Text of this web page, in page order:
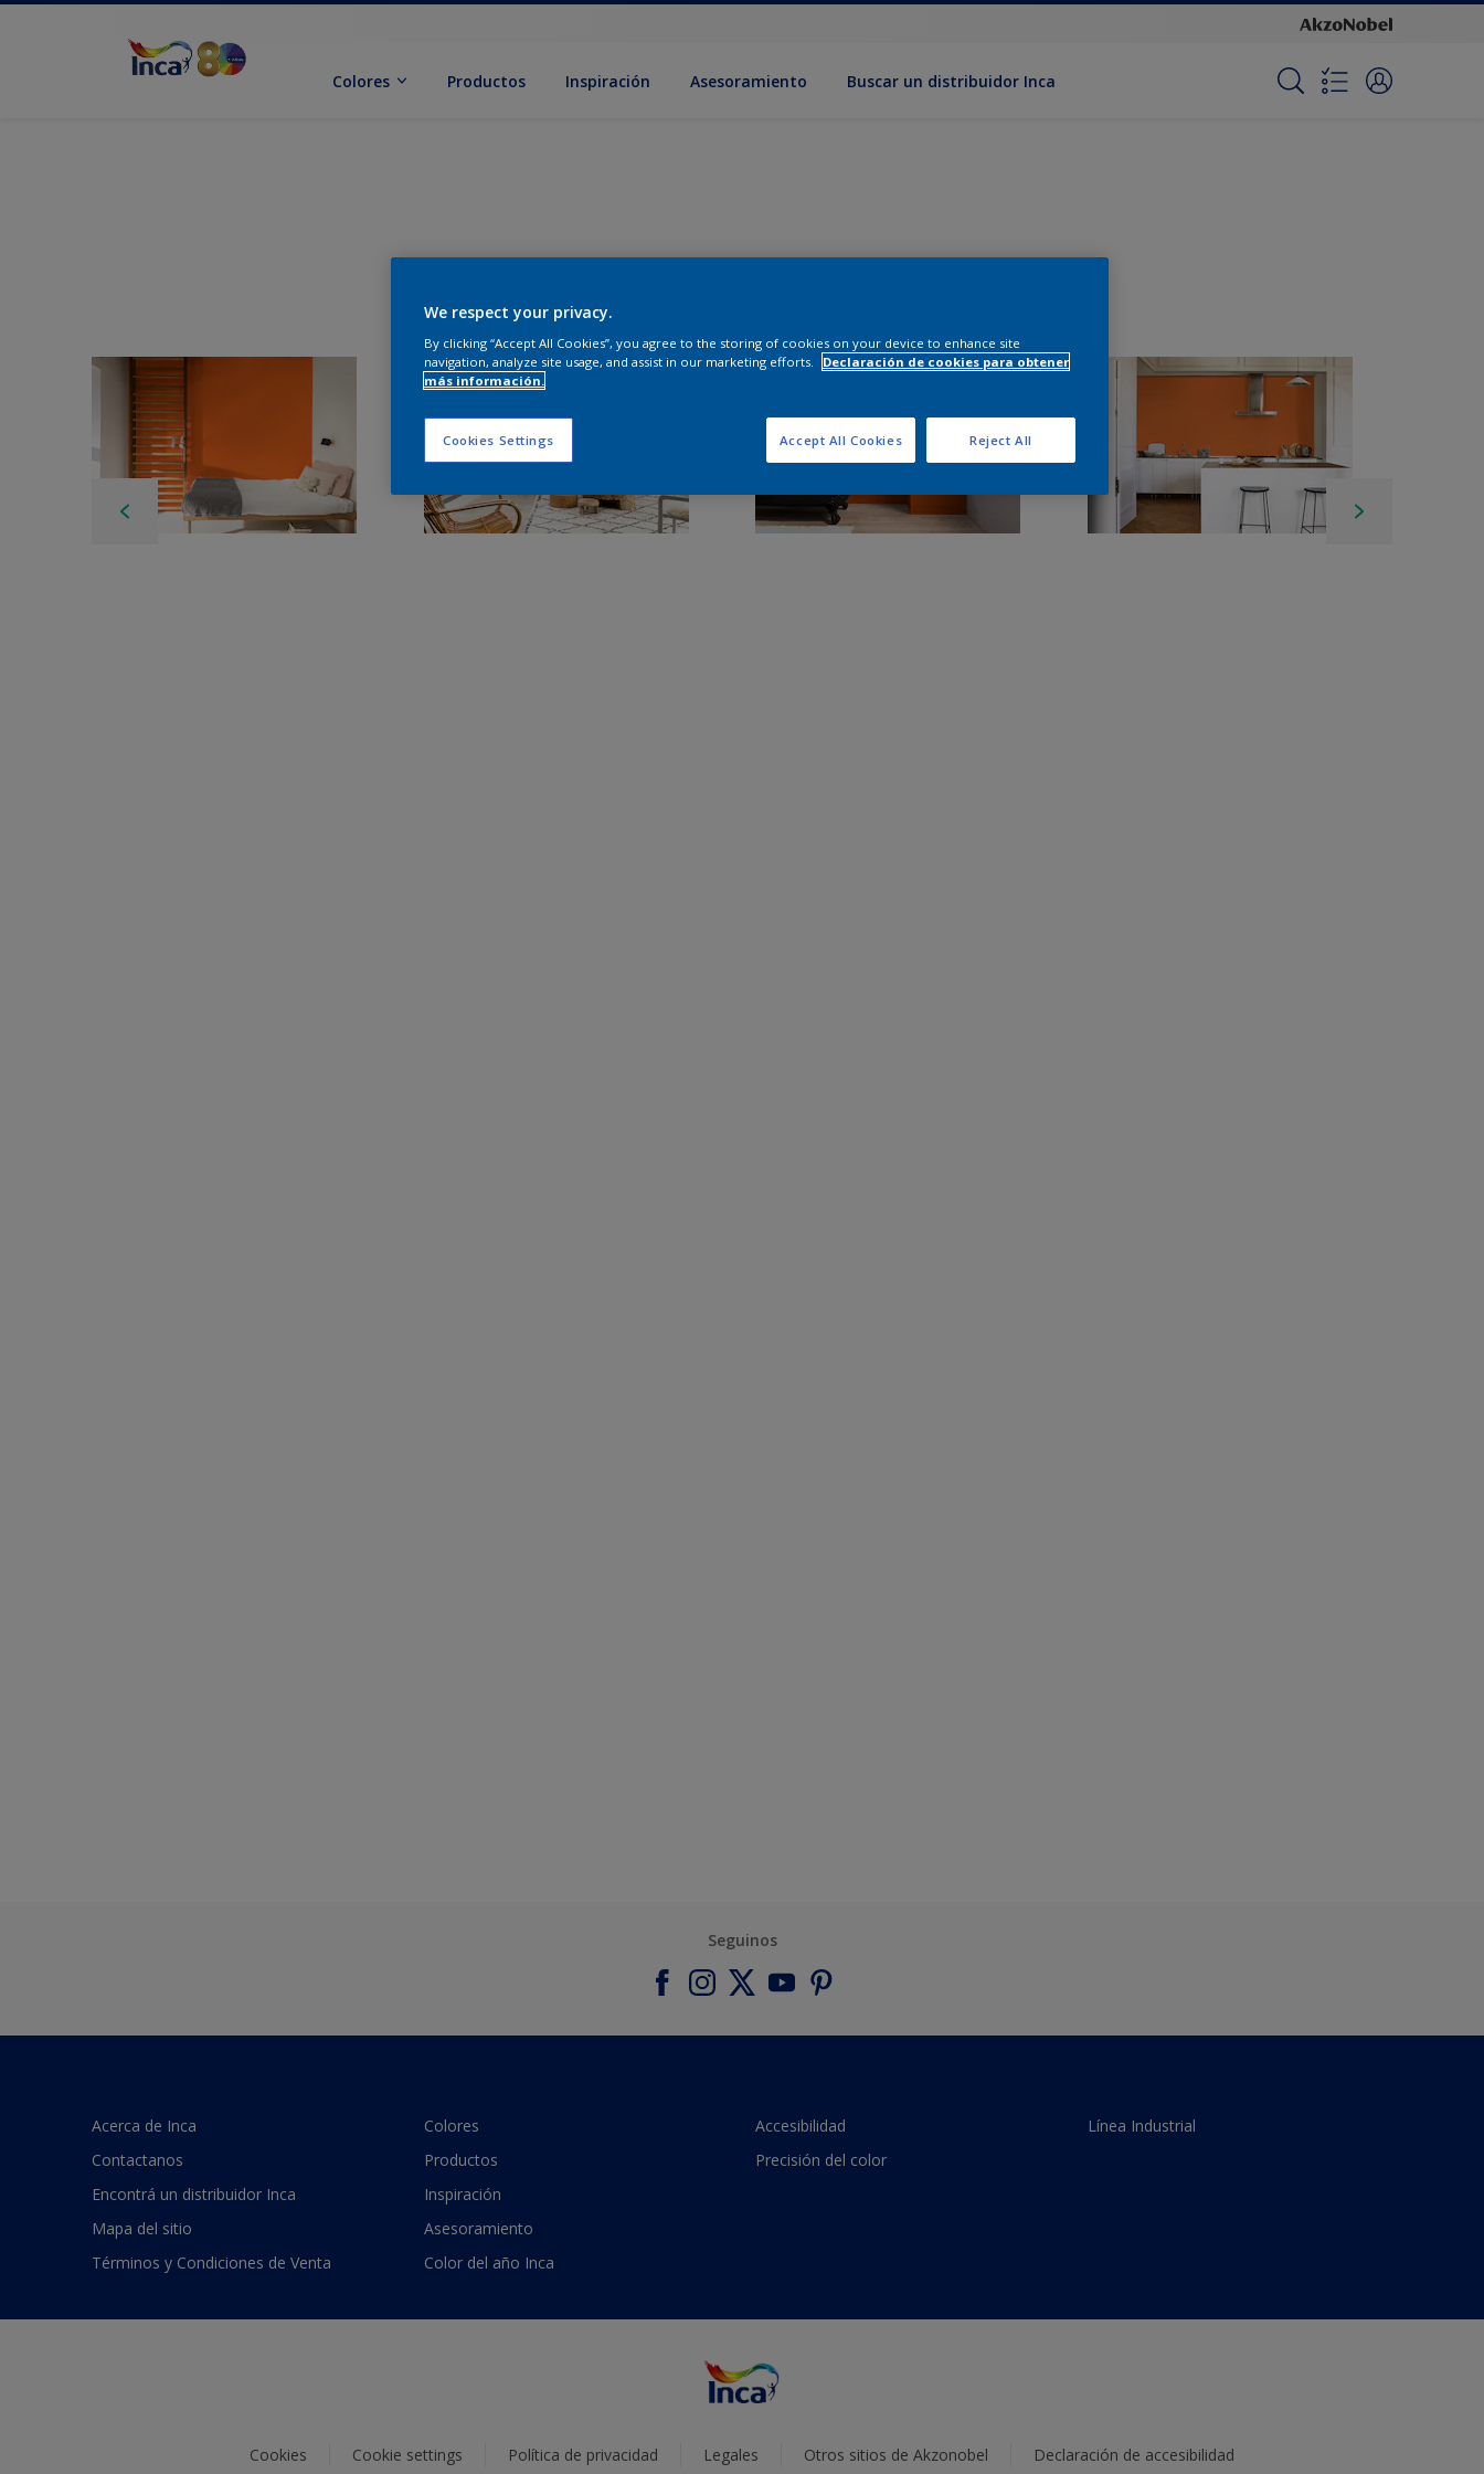
Colores Productos Inspiración Asesoramiento Buscar un distribuidor Inca
Seguinos
Acerca de Inca
Contactanos
Encontrá un distribuidor Inca
Mapa del sitio
Términos y Condiciones de Venta
Colores
Productos
Inspiración
Asesoramiento
Color del año Inca
Accesibilidad
Precisión del color
Línea Industrial
Cookies Cookie settings Política de privacidad Legales Otros sitios de Akzonobel Declaración de accesibilidad
We respect your privacy.
By clicking “Accept All Cookies”, you agree to the storing of cookies on your device to enhance site
navigation, analyze site usage, and assist in our marketing efforts.
Declaración de cookies para obtener
más información.
Cookies Settings Reject All
Accept All Cookies